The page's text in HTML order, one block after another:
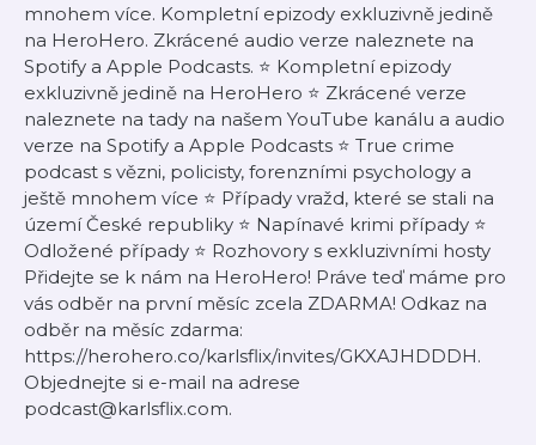
mnohem více. Kompletní epizody exkluzivně jedině
na HeroHero. Zkrácené audio verze naleznete na
Spotify a Apple Podcasts. ⭐️ Kompletní epizody
exkluzivně jedině na HeroHero ⭐️ Zkrácené verze
naleznete na tady na našem YouTube kanálu a audio
verze na Spotify a Apple Podcasts ⭐️ True crime
podcast s vězni, policisty, forenzními psychology a
ještě mnohem více ⭐️ Případy vražd, které se stali na
území České republiky ⭐️ Napínavé krimi případy ⭐️
Odložené případy ⭐️ Rozhovory s exkluzivními hosty
Přidejte se k nám na HeroHero! Práve teď máme pro
vás odběr na první měsíc zcela ZDARMA! Odkaz na
odběr na měsíc zdarma:
https://herohero.co/karlsflix/invites/GKXAJHDDDH.
Objednejte si e-mail na adrese
podcast@karlsflix.com.